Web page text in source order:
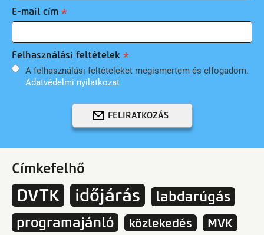
E-mail cím
Felhasználási feltételek
A felhasználási feltételeket megismertem és elfogadom.
Adatvédelmi nyilatkozat
FELIRATKOZÁS
Címkefelhő
DVTK időjárás
labdarúgás
programajánló
közlekedés MVK